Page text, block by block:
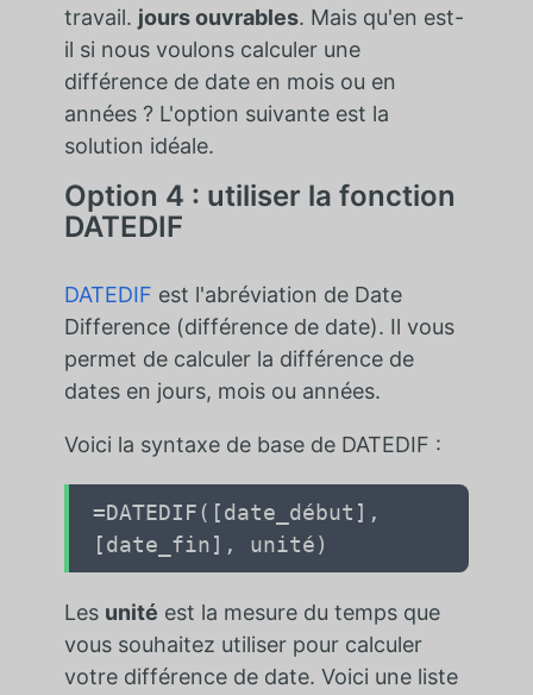
travail. jours ouvrables. Mais qu'en est-
il si nous voulons calculer une
différence de date en mois ou en
années ? L'option suivante est la
solution idéale.
Option 4 : utiliser la fonction
DATEDIF
DATEDIF est l'abréviation de Date
Difference (différence de date). Il vous
permet de calculer la différence de
dates en jours, mois ou années.
Voici la syntaxe de base de DATEDIF :
=DATEDIF([date_début],
[date_fin], unité)
Les unité est la mesure du temps que
vous souhaitez utiliser pour calculer
votre différence de date. Voici une liste